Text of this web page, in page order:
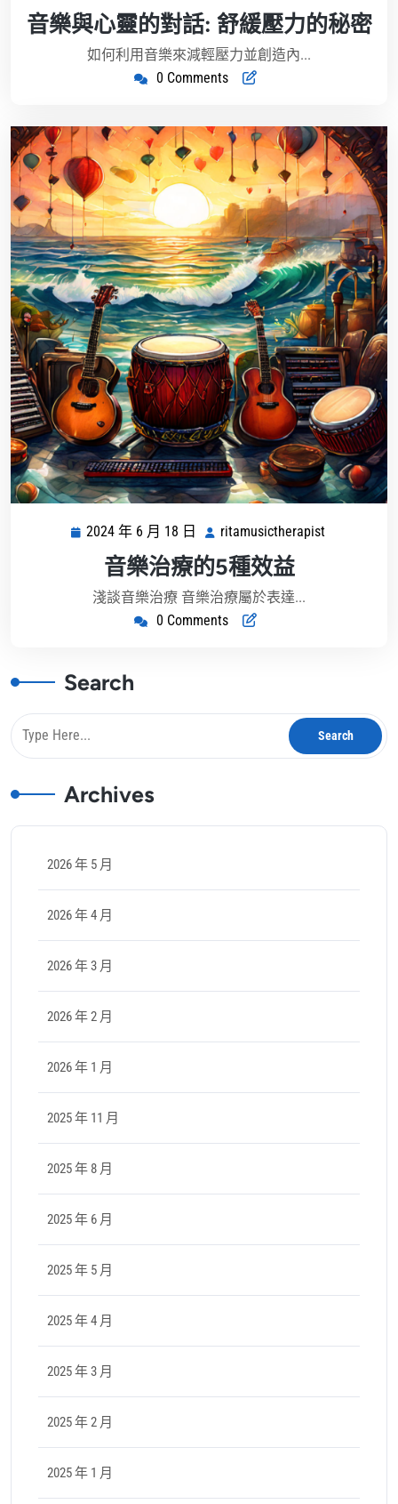
年
6
月
28
音樂與心靈的對話: 舒緩壓力的秘密
如何利用音樂來減輕壓力並創造內...
0 Comments
2024 年 6 月 18 日
2024
年
6
月
18
ritamusictherapist
音樂治療的5種效益
淺談音樂治療 音樂治療屬於表達...
0 Comments
Search
Archives
2026 年 5 月
2026 年 4 月
2026 年 3 月
2026 年 2 月
2026 年 1 月
2025 年 11 月
2025 年 8 月
2025 年 6 月
2025 年 5 月
2025 年 4 月
2025 年 3 月
2025 年 2 月
2025 年 1 月